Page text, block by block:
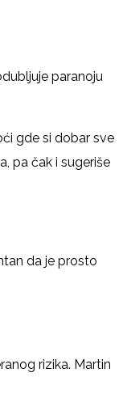
paranoju
gde si dobar sve
pa čak i sugeriše
da je prosto
rizika. Martin